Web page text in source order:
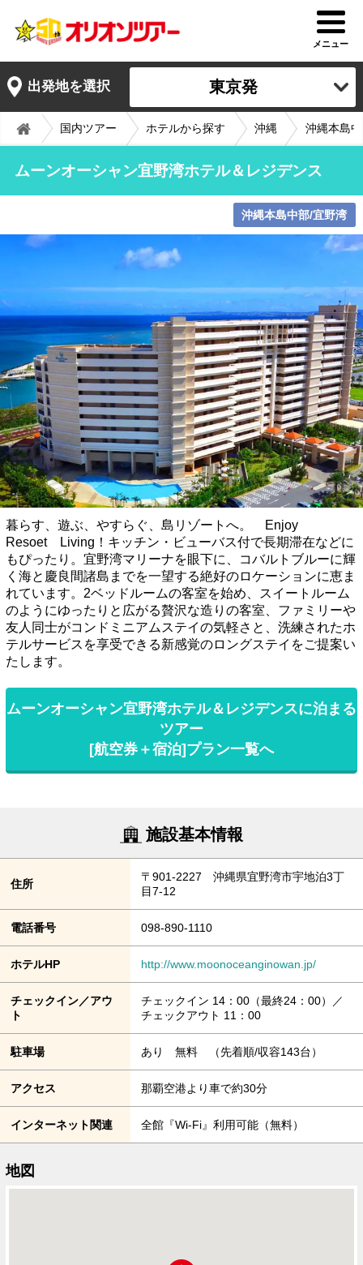
メニュー
出発地を選択 東京発
国内ツアー ホテルから探す 沖縄 沖縄本島
ムーンオーシャン宜野湾ホテル＆レジデンス
沖縄本島中部/宜野湾
暮らす、遊ぶ、やすらぐ、島リゾートへ。 Enjoy
Resoet Living！キッチン・ビューバス付で長期滞在などに
もぴったり。宜野湾マリーナを眼下に、コバルトブルーに輝
く海と慶良間諸島までを一望する絶好のロケーションに恵ま
れています。2ベッドルームの客室を始め、スイートルーム
のようにゆったりと広がる贅沢な造りの客室、ファミリーや
友人同士がコンドミニアムステイの気軽さと、洗練されたホ
テルサービスを享受できる新感覚のロングステイをご提案い
たします。
ムーンオーシャン宜野湾ホテル＆レジデンスに泊まる
ツアー
[航空券＋宿泊]プラン一覧へ
施設基本情報
住所
〒901-2227 沖縄県宜野湾市宇地泊3丁
目7-12
電話番号 098-890-1110
ホテルHP http://www.moonoceanginowan.jp/
チェックイン／アウ
ト
チェックイン 14：00（最終24：00）／
チェックアウト 11：00
駐車場 あり 無料 （先着順/収容143台）
アクセス 那覇空港より車で約30分
インターネット関連 全館『Wi-Fi』利用可能（無料）
地図